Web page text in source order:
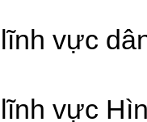
vực
vực